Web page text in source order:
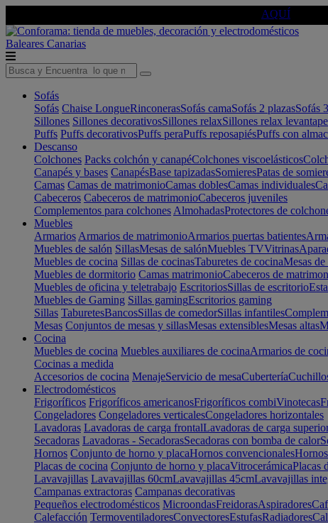
AQUÍ
Baleares Canarias
Sofás
Sofás Chaise LongueRinconerasSofás camaSofás 2 plazasSofás
Sillones Sillones decorativosSillones relaxSillones relax
Puffs Puffs decorativosPuffs peraPuffs reposapiésPuffs con
Descanso
Colchones Packs colchón y canapéColchones viscoelásticos
Canapés y bases CanapésBase tapizadasSomieresPatas de
Camas Camas de matrimonioCamas doblesCamas individuales
Cabeceros Cabeceros de matrimonioCabeceros juveniles
Complementos para colchones AlmohadasProtectores de
Muebles
Armarios Armarios de matrimonioArmarios puertas batientes
Muebles de salón SillasMesas de salónMuebles TVVitrinas
Muebles de cocina Sillas de cocinasTaburetes de cocinaMesas de
Muebles de dormitorio Camas matrimonioCabeceros de
Muebles de oficina y teletrabajo EscritoriosSillas de escritorio
Muebles de Gaming Sillas gamingEscritorios gaming
Sillas TaburetesBancosSillas de comedorSillas infantiles
Mesas Conjuntos de mesas y sillasMesas extensiblesMesas altas
Cocina
Muebles de cocina Muebles auxiliares de cocinaArmarios de
Cocinas a medida
Accesorios de cocina MenajeServicio de mesaCubertería
Electrodomésticos
Frigoríficos Frigoríficos americanosFrigoríficos combiVinotecas
Congeladores Congeladores verticalesCongeladores horizontales
Lavadoras Lavadoras de carga frontalLavadoras de carga
Secadoras Lavadoras - SecadorasSecadoras con bomba de calor
Hornos Conjunto de horno y placaHornos convencionales
Placas de cocina Conjunto de horno y placaVitrocerámicaPlacas
Lavavajillas Lavavajillas 60cmLavavajillas 45cmLavavajillas
Campanas extractoras Campanas decorativas
Pequeños electrodomésticos MicroondasFreidorasAspiradores
Calefacción TermoventiladoresConvectoresEstufasRadiadores